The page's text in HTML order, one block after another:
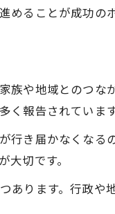
ることが成功のポ
族や地域とのつな
報告されています
行き届かなくなる
切です。
あります。行政や